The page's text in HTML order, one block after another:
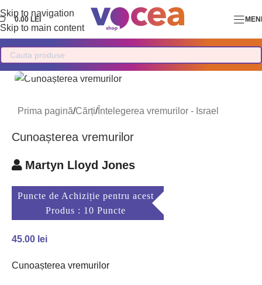
Skip to navigation
Skip to main content
0.00 LEI
Mărește imaginea
Prima pagină/Cărți/Întelegerea vremurilor - Israel
Cunoașterea vremurilor
Martyn Lloyd Jones
Puncte de Achiziție pentru acest
Produs : 10 Puncte
45.00 lei
Cunoașterea vremurilor